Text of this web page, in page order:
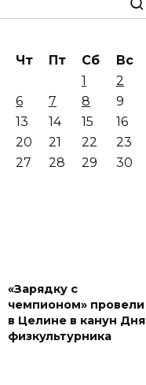
Чт Пт Сб
Вс
1
2
6 7 8
9
13 14 15
16
20 21 22
23
27 28 29
30
«Зарядку с
чемпионом» провели
в Целине в канун Дня
физкультурника